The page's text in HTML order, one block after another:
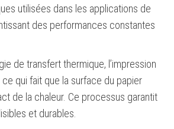
utilisées dans les applications de
des performances constantes
de transfert thermique, l’impression
qui fait que la surface du papier
de la chaleur. Ce processus garantit
et durables.